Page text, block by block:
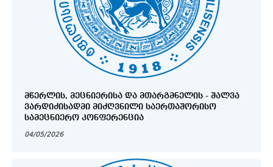
ᲛᲬᲔᲠᲚᲘᲡ, ᲛᲔᲪᲜᲘᲔᲠᲘᲡᲐ ᲓᲐ ᲛᲗᲐᲠᲒᲛᲜᲔᲚᲘᲡ - ᲨᲐᲚᲕᲐ
ᲕᲐᲠᲓᲘᲫᲘᲡᲐᲓᲛᲘ ᲛᲘᲫᲦᲕᲜᲘᲚᲘ ᲡᲐᲔᲠᲗᲐᲨᲝᲠᲘᲡᲝ
ᲡᲐᲛᲔᲪᲜᲘᲔᲠᲝ ᲙᲝᲜᲤᲔᲠᲔᲜᲪᲘᲐ
04/05/2026